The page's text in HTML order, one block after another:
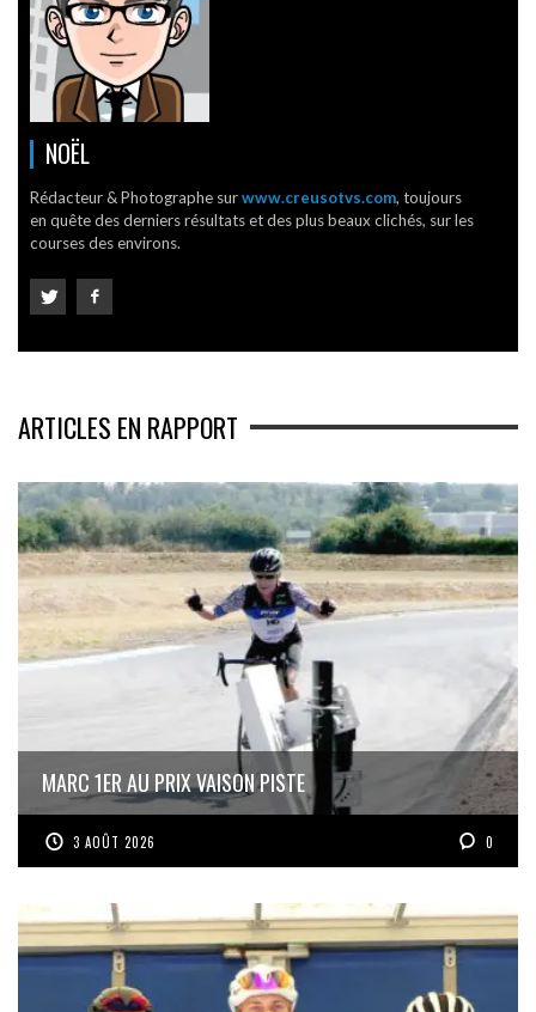
NOËL
Rédacteur & Photographe surwww.creusotvs.com, toujours
en quête des derniers résultats et des plus beaux clichés, sur les
courses des environs.
ARTICLES EN RAPPORT
MARC 1ER AU PRIX VAISON PISTE
3 AOÛT 2026 0